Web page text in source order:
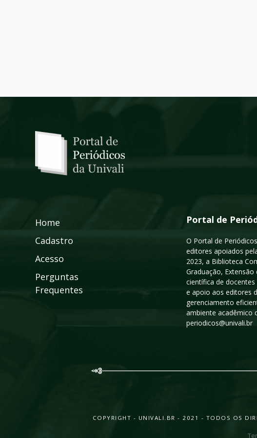
Home
Cadastro
Acesso
Perguntas
Frequentes
Portal de
O Portal de
editores apoiados
2023, a Biblioteca
Graduação,
científica de
e apoio aos editores
gerenciamento
ambiente acadêmico
periodicos@univali.br
COPYRIGHT - UNIVALI.BR - 2021 - TODOS OS